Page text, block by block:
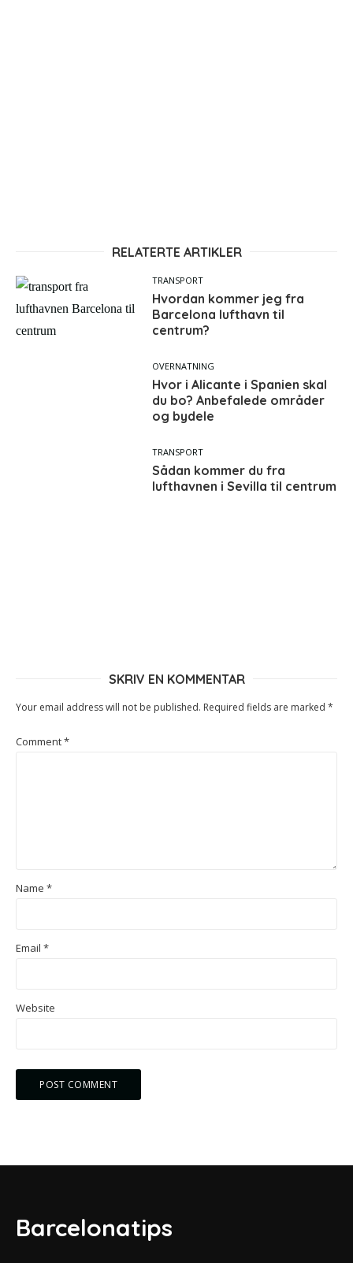
RELATERTE ARTIKLER
TRANSPORT
Hvordan kommer jeg fra
Barcelona lufthavn til
centrum?
OVERNATNING
Hvor i Alicante i Spanien skal
du bo? Anbefalede områder
og bydele
TRANSPORT
Sådan kommer du fra
lufthavnen i Sevilla til centrum
SKRIV EN KOMMENTAR
Your email address will not be published. Required fields are marked *
Comment*
Name *
Email *
Website
Barcelonatips